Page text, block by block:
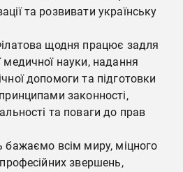
та розвивати українську
щодня працює задля
медичної науки, надання
допомоги та підготовки
законності,
та поваги до прав
бажаємо всім миру, міцного
звершень,